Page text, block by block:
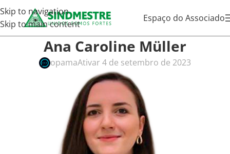
Skip to navigation
Skip to main content
Espaço do Associado
Ana Caroline Müller
opamaAtivar 4 de setembro de 2023